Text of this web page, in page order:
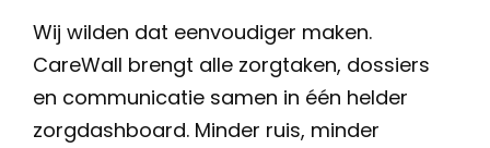
Wij wilden dat eenvoudiger maken.
CareWall brengt alle zorgtaken, dossiers
en communicatie samen in één helder
zorgdashboard. Minder ruis, minder